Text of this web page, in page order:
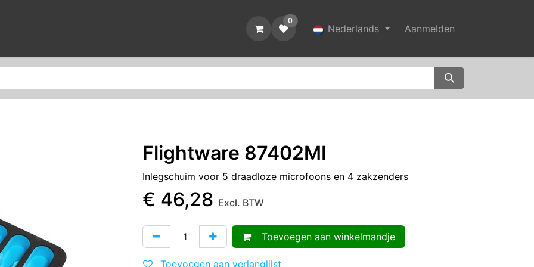
0
Nederlands Aanmelden
Flightware 87402MI
Inlegschuim voor 5 draadloze microfoons en 4 zakzenders
€ 46,28 Excl. BTW
Toevoegen aan winkelmandje
Toevoegen aan verlanglijst